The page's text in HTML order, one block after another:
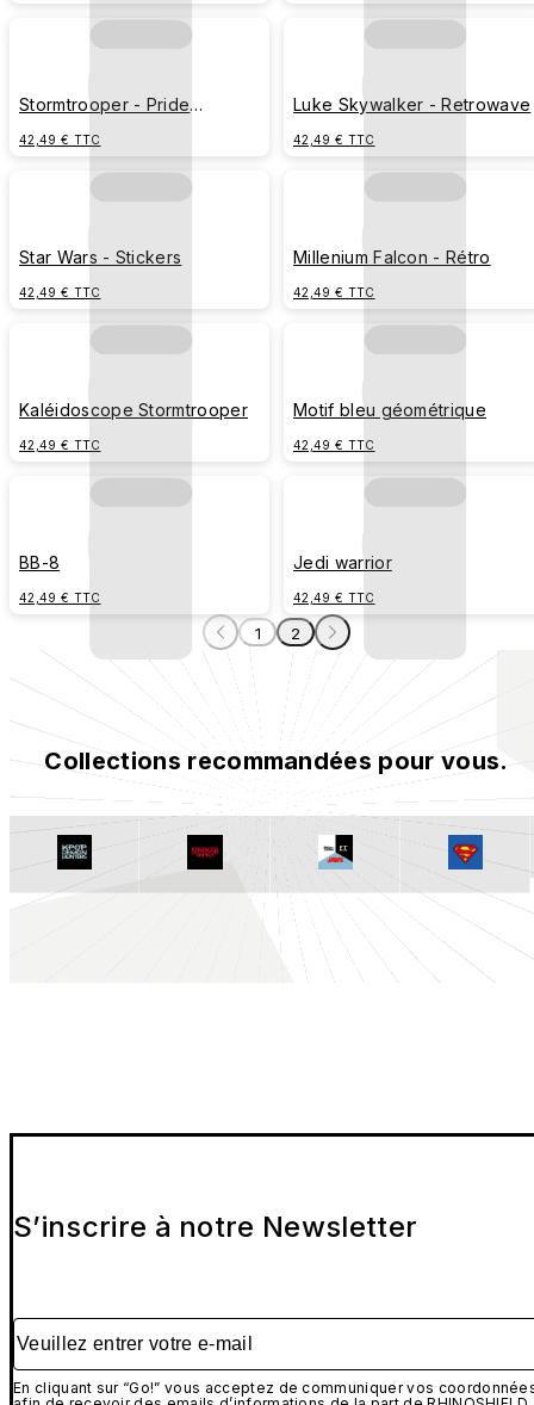
Stormtrooper - Pride
42,49 € TTC
Luke Skywalker - Retrowave
42,49 € TTC
Star Wars - Stickers
42,49 € TTC
Millenium Falcon - Rétro
42,49 € TTC
Kaléidoscope Stormtrooper
42,49 € TTC
Motif bleu géométrique
42,49 € TTC
BB-8
42,49 € TTC
Jedi warrior
42,49 € TTC
1 2
Collections recommandées pour vous.
S’inscrire à notre Newsletter
Veuillez entrer votre e-mail
En cliquant sur “Go!” vous acceptez de communiquer vos